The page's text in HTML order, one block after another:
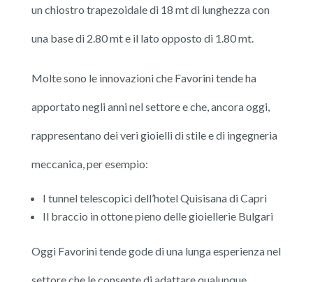
un chiostro trapezoidale di 18 mt di lunghezza con
una base di 2.80 mt e il lato opposto di 1.80 mt.
Molte sono le innovazioni che Favorini tende ha
apportato negli anni nel settore e che, ancora oggi,
rappresentano dei veri gioielli di stile e di ingegneria
meccanica, per esempio:
I tunnel telescopici dell’hotel Quisisana di Capri
Il braccio in ottone pieno delle gioiellerie Bulgari
Oggi Favorini tende gode di una lunga esperienza nel